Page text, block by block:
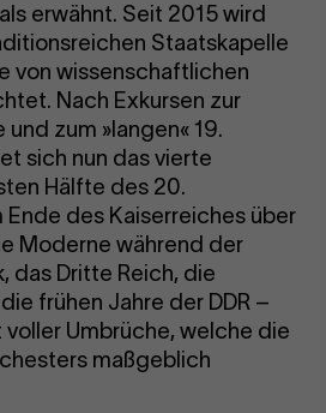
erwähnt. Seit 2015 wird
Staatskapelle
von wissenschaftlichen
Nach Exkursen zur
zum »langen« 19.
sich nun das vierte
Hälfte des 20.
Ende des Kaiserreiches über
Moderne während der
das Dritte Reich, die
frühen Jahre der DDR –
Umbrüche, welche die
maßgeblich